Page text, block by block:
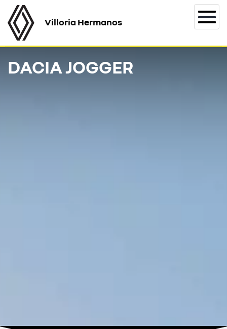
Villoria Hermanos
DACIA JOGGER